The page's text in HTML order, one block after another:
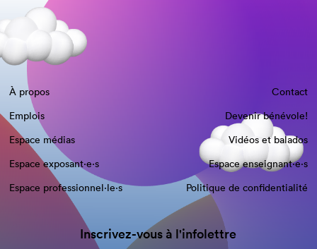
À propos
Contact
Emplois
Devenir bénévole!
Espace médias
Vidéos et balados
Espace exposant·e⋅s
Espace enseignant·e⋅s
Espace professionnel·le⋅s
Politique de confidentialité
Inscrivez-vous à l'infolettre